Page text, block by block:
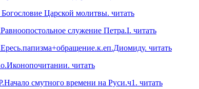
Царской молитвы. читать
служение Петра.I. читать
читать
читать
смутного времени на Руси.ч1. читать